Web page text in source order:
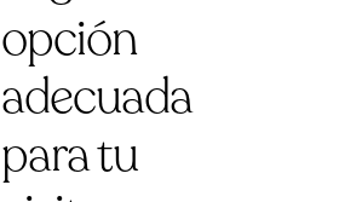
opción
adecuada
para tu